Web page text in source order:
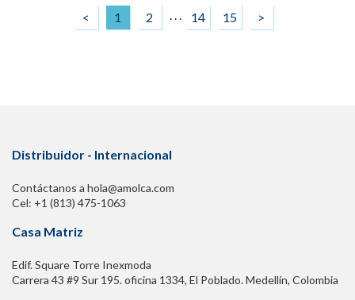
< 1 2 . . . 14 15 >
Distribuidor - Internacional
Contáctanos a hola@amolca.com
Cel: +1 (813) 475-1063
Casa Matriz
Edif. Square Torre Inexmoda
Carrera 43 #9 Sur 195. oficina 1334, El Poblado. Medellín, Colombia